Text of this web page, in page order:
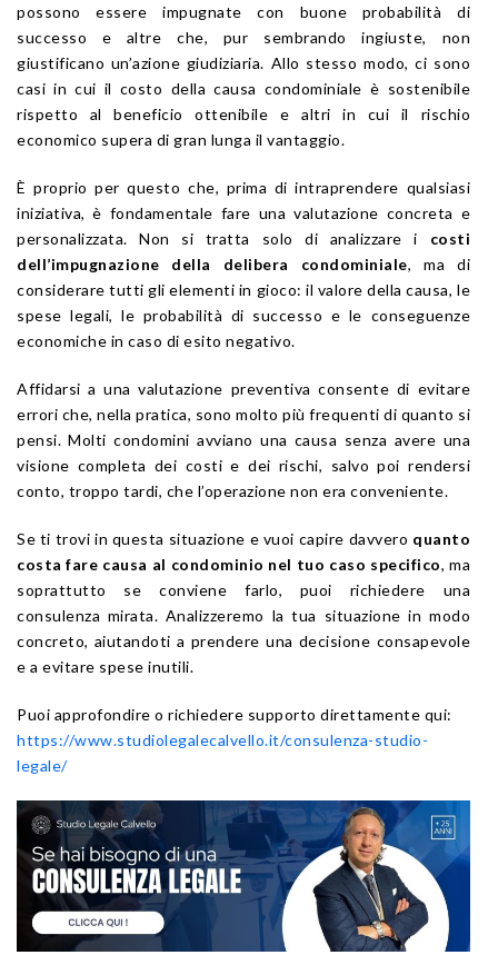
possono essere impugnate con buone probabilità di
successo e altre che, pur sembrando ingiuste, non
giustificano un’azione giudiziaria. Allo stesso modo, ci sono
casi in cui il costo della causa condominiale è sostenibile
rispetto al beneficio ottenibile e altri in cui il rischio
economico supera di gran lunga il vantaggio.
È proprio per questo che, prima di intraprendere qualsiasi
iniziativa, è fondamentale fare una valutazione concreta e
personalizzata. Non si tratta solo di analizzare i costi
dell’impugnazione della delibera condominiale, ma di
considerare tutti gli elementi in gioco: il valore della causa, le
spese legali, le probabilità di successo e le conseguenze
economiche in caso di esito negativo.
Affidarsi a una valutazione preventiva consente di evitare
errori che, nella pratica, sono molto più frequenti di quanto si
pensi. Molti condomini avviano una causa senza avere una
visione completa dei costi e dei rischi, salvo poi rendersi
conto, troppo tardi, che l’operazione non era conveniente.
Se ti trovi in questa situazione e vuoi capire davvero quanto
costa fare causa al condominio nel tuo caso specifico, ma
soprattutto se conviene farlo, puoi richiedere una
consulenza mirata. Analizzeremo la tua situazione in modo
concreto, aiutandoti a prendere una decisione consapevole
e a evitare spese inutili.
Puoi approfondire o richiedere supporto direttamente qui:
https://www.studiolegalecalvello.it/consulenza-studio-
legale/